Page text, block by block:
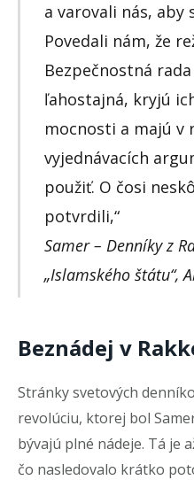
a varovali nás, aby
Povedali nám, že
Bezpečnostná
ľahostajná, kryjú
mocnosti a majú v
vyjednávacích
použiť. O čosi
potvrdili,“
Samer – Denníky z
„Islamského štátu“,
Beznádej v
Stránky svetových
revolúciu, ktorej bol
bývajú plné nádeje. Tá je
čo nasledovalo krátko